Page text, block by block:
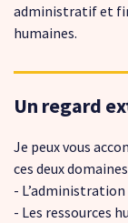
administratif et
humaines.
Un regard
Je peux vous
ces deux
- L’administration
- Les ressources